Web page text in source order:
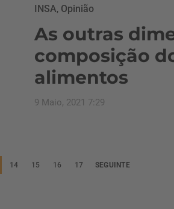
INSA, Opinião
As outras
composição
alimentos
9 Maio, 2021 7:29
14 15 16 17 SEGUINTE